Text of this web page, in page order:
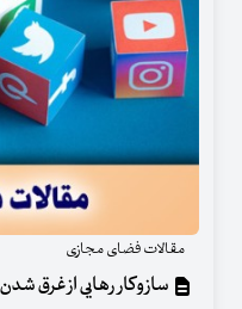
مقالات فضای مجازی
سازوکار رهایی از غرق